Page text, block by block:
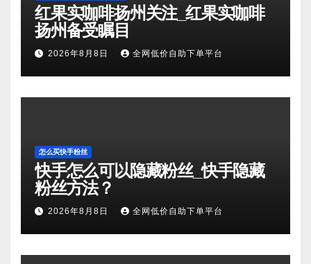
红果实咖啡扬州关注_红果实咖啡
扬州备受瞩目
2026年8月8日 全网低价自助下单平台
怎么买快手粉丝
快手怎么可以隐藏粉丝_快手隐藏
粉丝方法？
2026年8月8日 全网低价自助下单平台